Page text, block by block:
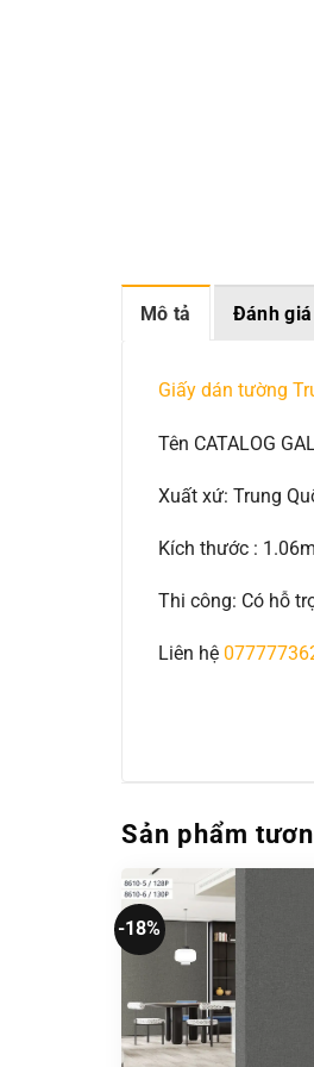
Mô tả Đánh
Giấy dán tường
Tên CATALOG
Xuất xứ: Trung
Kích thước :
Thi công: Có hỗ
Liên hệ
Sản phẩm
-18%